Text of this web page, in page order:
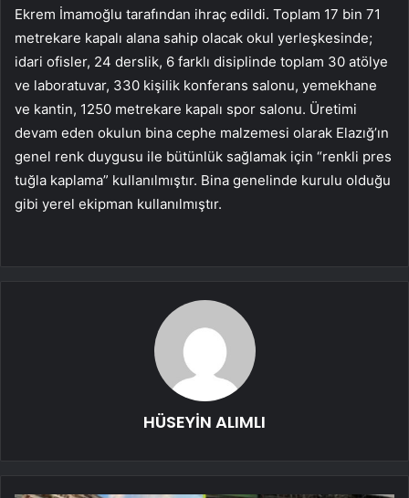
Ekrem İmamoğlu tarafından ihraç edildi. Toplam 17 bin 71
metrekare kapalı alana sahip olacak okul yerleşkesinde;
idari ofisler, 24 derslik, 6 farklı disiplinde toplam 30 atölye
ve laboratuvar, 330 kişilik konferans salonu, yemekhane
ve kantin, 1250 metrekare kapalı spor salonu. Üretimi
devam eden okulun bina cephe malzemesi olarak Elazığ’ın
genel renk duygusu ile bütünlük sağlamak için “renkli pres
tuğla kaplama” kullanılmıştır. Bina genelinde kurulu olduğu
gibi yerel ekipman kullanılmıştır.
HÜSEYİN ALIMLI